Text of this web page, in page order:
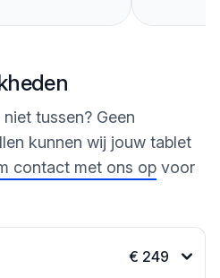
tussen? Geen
kunnen wij jouw tablet
contact met ons op voor
€ 249